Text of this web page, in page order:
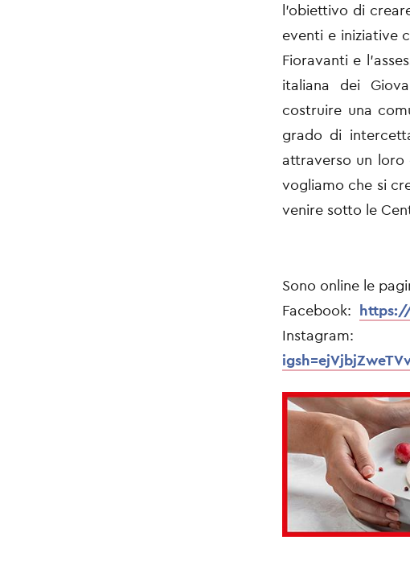
l'obiettivo di
eventi e iniziative
Fioravanti e
italiana dei
costruire una
grado di
attraverso un loro
vogliamo che si
venire sotto le
Sono online le
Facebook: